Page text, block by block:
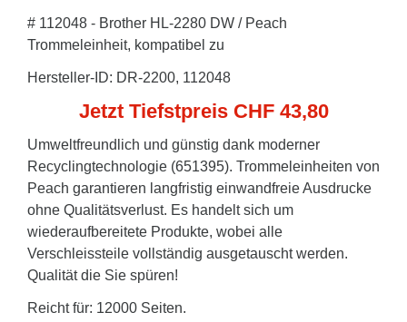
# 112048 - Brother HL-2280 DW / Peach
Trommeleinheit, kompatibel zu
Hersteller-ID: DR-2200, 112048
Jetzt Tiefstpreis CHF 43,80
Umweltfreundlich und günstig dank moderner
Recyclingtechnologie (651395). Trommeleinheiten von
Peach garantieren langfristig einwandfreie Ausdrucke
ohne Qualitätsverlust. Es handelt sich um
wiederaufbereitete Produkte, wobei alle
Verschleissteile vollständig ausgetauscht werden.
Qualität die Sie spüren!
Reicht für: 12000 Seiten.